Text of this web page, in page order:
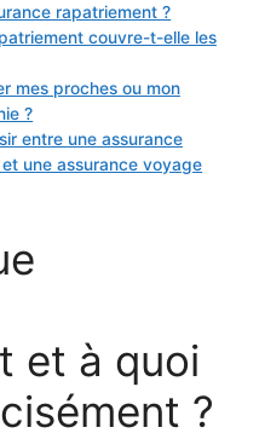
rapatriement ?
couvre-t-elle les
mes proches ou mon
?
entre une assurance
une assurance voyage
et à quoi
?